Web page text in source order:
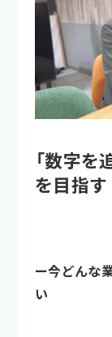
「数字を
を目指す
ー今どんな
い